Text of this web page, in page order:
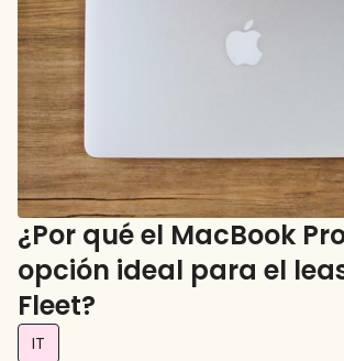
¿Por qué el MacBook
opción ideal para el
Fleet?
IT